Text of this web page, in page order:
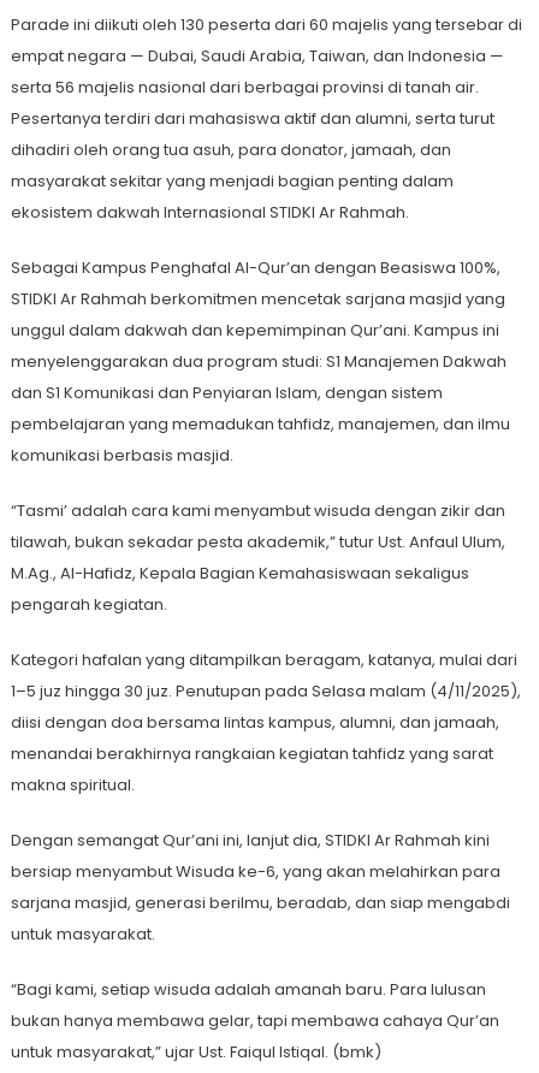
Parade ini diikuti oleh 130 peserta dari 60 majelis yang tersebar di
empat negara — Dubai, Saudi Arabia, Taiwan, dan Indonesia —
serta 56 majelis nasional dari berbagai provinsi di tanah air.
Pesertanya terdiri dari mahasiswa aktif dan alumni, serta turut
dihadiri oleh orang tua asuh, para donator, jamaah, dan
masyarakat sekitar yang menjadi bagian penting dalam
ekosistem dakwah Internasional STIDKI Ar Rahmah.
Sebagai Kampus Penghafal Al-Qur’an dengan Beasiswa 100%,
STIDKI Ar Rahmah berkomitmen mencetak sarjana masjid yang
unggul dalam dakwah dan kepemimpinan Qur’ani. Kampus ini
menyelenggarakan dua program studi: S1 Manajemen Dakwah
dan S1 Komunikasi dan Penyiaran Islam, dengan sistem
pembelajaran yang memadukan tahfidz, manajemen, dan ilmu
komunikasi berbasis masjid.
“Tasmi’ adalah cara kami menyambut wisuda dengan zikir dan
tilawah, bukan sekadar pesta akademik,” tutur Ust. Anfaul Ulum,
M.Ag., Al-Hafidz, Kepala Bagian Kemahasiswaan sekaligus
pengarah kegiatan.
Kategori hafalan yang ditampilkan beragam, katanya, mulai dari
1–5 juz hingga 30 juz. Penutupan pada Selasa malam (4/11/2025),
diisi dengan doa bersama lintas kampus, alumni, dan jamaah,
menandai berakhirnya rangkaian kegiatan tahfidz yang sarat
makna spiritual.
Dengan semangat Qur’ani ini, lanjut dia, STIDKI Ar Rahmah kini
bersiap menyambut Wisuda ke-6, yang akan melahirkan para
sarjana masjid, generasi berilmu, beradab, dan siap mengabdi
untuk masyarakat.
“Bagi kami, setiap wisuda adalah amanah baru. Para lulusan
bukan hanya membawa gelar, tapi membawa cahaya Qur’an
untuk masyarakat,” ujar Ust. Faiqul Istiqal. (bmk)